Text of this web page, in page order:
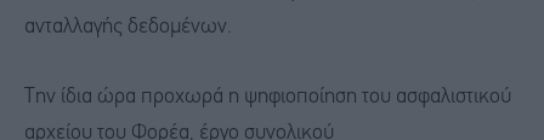
ανταλλαγής δεδομένων.
Την ίδια ώρα προχωρά η ψηφιοποίηση του ασφαλιστικού
αρχείου του Φορέα, έργο συνολικού